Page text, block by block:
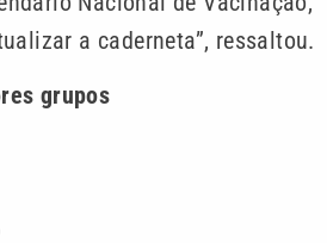
a caderneta”, ressaltou.
grupos